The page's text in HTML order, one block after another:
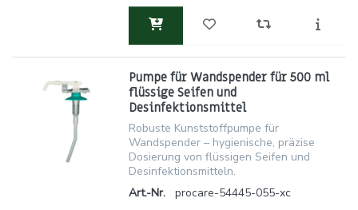
Pumpe für Wandspender für 500 ml
flüssige Seifen und
Desinfektionsmittel
Robuste Kunststoffpumpe für
Wandspender – hygienische, präzise
Dosierung von flüssigen Seifen und
Desinfektionsmitteln.
Art.-Nr.
procare-54445-055-xc